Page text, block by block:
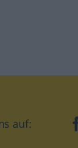
auf: